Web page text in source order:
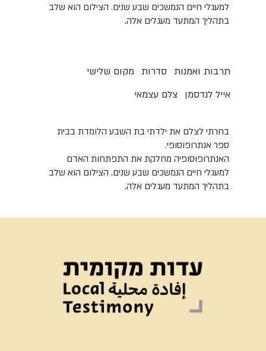
למעגלי חיים הנמשכים שבע שנים. הצילום הוא שלב
בתהליך המתעד מעגלים אלה.
מקום שלישי סדרות תרבות ואמנות
צלם עצמאי
אייל לנדסמן
בחרתי לצלם את ילדתי בת השבע הלומדת בבית
ספר אנתרופוסופי.
האנתרופוסופיה מחלקת את התפתחות האדם
למעגלי חיים הנמשכים שבע שנים. הצילום הוא שלב
בתהליך המתעד מעגלים אלה.